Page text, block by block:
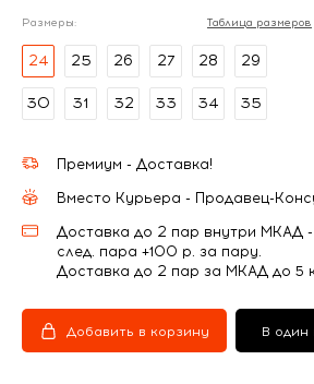
Размеры: Таблица размеров
24 25 26 27 28 29
30 31 32 33 34 35
Премиум - Доставка!
Вместо Курьера - Продавец-
Доставка до 2 пар внутри МКАД
след. пара +100 р. за пару.
Доставка до 2 пар за МКАД до 5
Добавить в корзину В один